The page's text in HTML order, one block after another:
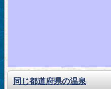
同じ都道府県の温泉